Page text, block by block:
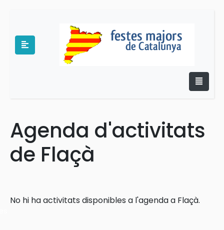
Agenda d'activitats
de Flaçà
No hi ha activitats disponibles a l'agenda a Flaçà.